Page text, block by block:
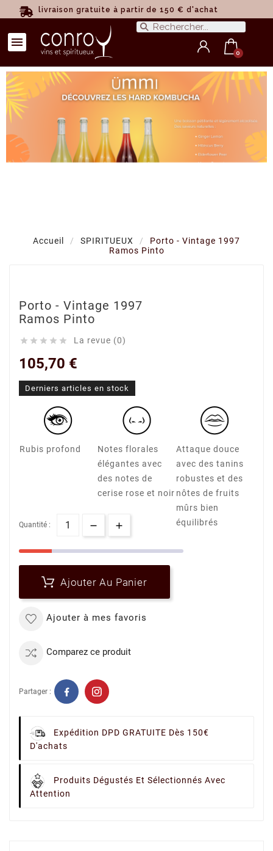
livraison gratuite à partir de 150 € d'achat
Accueil SPIRITUEUX
Porto - Vintage 1997
Ramos Pinto
Porto - Vintage 1997
Ramos Pinto
     La revue (0)
105,70 €
Derniers articles en stock
Rubis profond
Notes florales
élégantes avec
des notes de
cerise rose et noir
Attaque douce
avec des tanins
robustes et des
nôtes de fruits
mûrs bien
équilibrés
Quantité :
Ajouter Au Panier
Ajouter à mes favoris
Comparez ce produit
Partager :
Expédition DPD GRATUITE Dès 150€
D'achats
Produits Dégustés Et Sélectionnés Avec
Attention